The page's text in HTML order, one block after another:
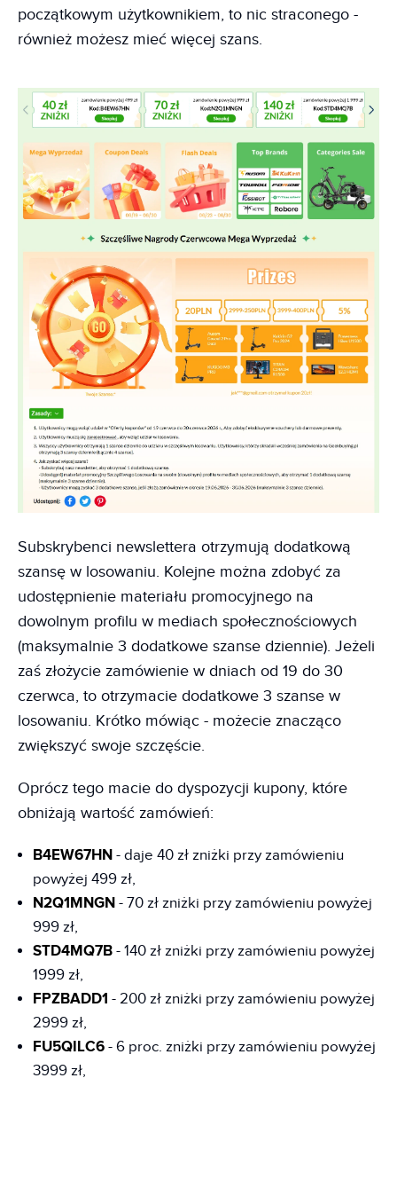
początkowym użytkownikiem, to nic straconego -
również możesz mieć więcej szans.
Subskrybenci newslettera otrzymują dodatkową
szansę w losowaniu. Kolejne można zdobyć za
udostępnienie materiału promocyjnego na
dowolnym profilu w mediach społecznościowych
(maksymalnie 3 dodatkowe szanse dziennie). Jeżeli
zaś złożycie zamówienie w dniach od 19 do 30
czerwca, to otrzymacie dodatkowe 3 szanse w
losowaniu. Krótko mówiąc - możecie znacząco
zwiększyć swoje szczęście.
Oprócz tego macie do dyspozycji kupony, które
obniżają wartość zamówień:
B4EW67HN - daje 40 zł zniżki przy zamówieniu
powyżej 499 zł,
N2Q1MNGN - 70 zł zniżki przy zamówieniu powyżej
999 zł,
STD4MQ7B - 140 zł zniżki przy zamówieniu powyżej
1999 zł,
FPZBADD1 - 200 zł zniżki przy zamówieniu powyżej
2999 zł,
FU5QILC6 - 6 proc. zniżki przy zamówieniu powyżej
3999 zł,